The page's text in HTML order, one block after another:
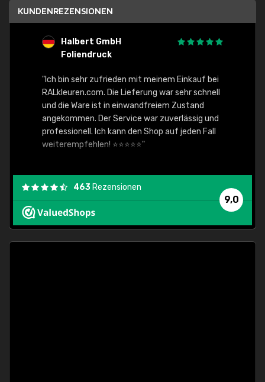
KUNDENREZENSIONEN
Halbert GmbH
Foliendruck
"Ich bin sehr zufrieden mit meinem Einkauf bei
RALkleuren.com. Die Lieferung war sehr schnell
und die Ware ist in einwandfreiem Zustand
angekommen. Der Service war zuverlässig und
professionell. Ich kann den Shop auf jeden Fall
weiterempfehlen! ⭐⭐⭐⭐⭐"
9,0
463 Rezensionen